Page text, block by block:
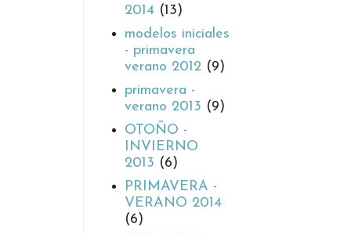
2014 (13)
modelos iniciales
- primavera
verano 2012 (9)
primavera -
verano 2013 (9)
OTOÑO -
INVIERNO
2013 (6)
PRIMAVERA -
VERANO 2014
(6)